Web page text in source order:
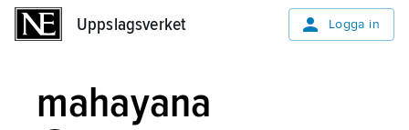
Uppslagsverket Logga in
mahayana